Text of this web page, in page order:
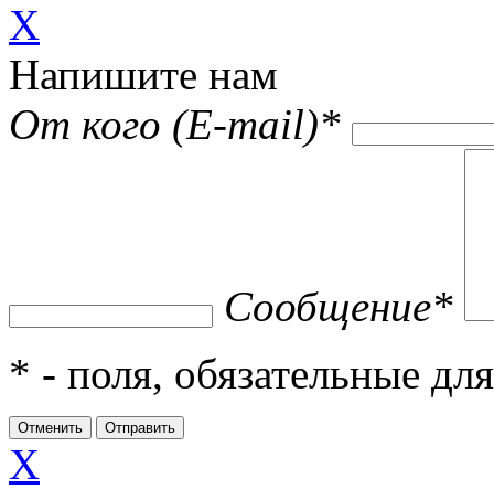
X
Напишите нам
От кого (E-mail)*
Сообщение*
* - поля, обязательные
X